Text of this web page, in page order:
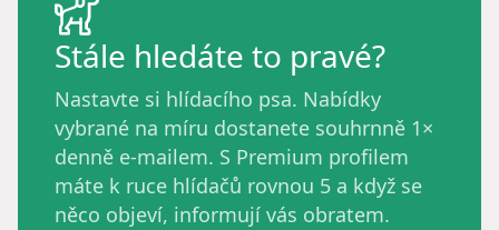
Stále hledáte to pravé?
Nastavte si hlídacího psa. Nabídky
vybrané na míru dostanete souhrnně 1×
denně e-mailem. S Premium profilem
máte k ruce hlídačů rovnou 5 a když se
něco objeví, informují vás obratem.